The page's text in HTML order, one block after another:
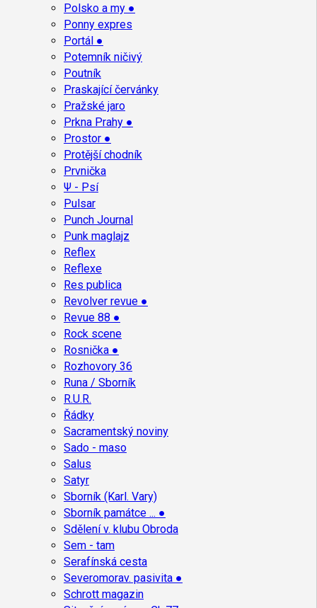
Polsko a my ●
Ponny expres
Portál ●
Potemník ničivý
Poutník
Praskající červánky
Pražské jaro
Prkna Prahy ●
Prostor ●
Protější chodník
Prvnička
Ψ - Psí
Pulsar
Punch Journal
Punk maglajz
Reflex
Reflexe
Res publica
Revolver revue ●
Revue 88 ●
Rock scene
Rosnička ●
Rozhovory 36
Runa / Sborník
R.U.R.
Řádky
Sacramentský noviny
Sado - maso
Salus
Satyr
Sborník (Karl. Vary)
Sborník památce ... ●
Sdělení v. klubu Obroda
Sem - tam
Serafínská cesta
Severomorav. pasivita ●
Schrott magazin